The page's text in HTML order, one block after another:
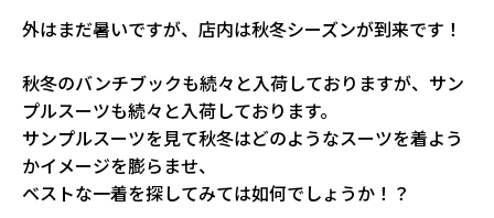
外はまだ暑いですが、店内は秋冬シーズンが到来です！
秋冬のバンチブックも続々と入荷しておりますが、サン
プルスーツも続々と入荷しております。
サンプルスーツを見て秋冬はどのようなスーツを着よう
かイメージを膨らませ、
ベストな一着を探してみては如何でしょうか！？